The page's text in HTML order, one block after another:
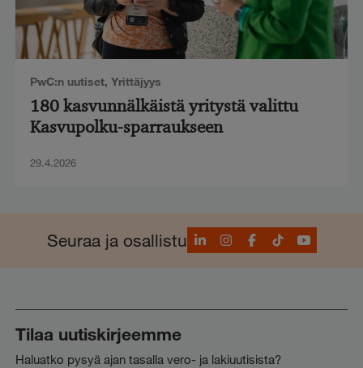
PwC:n uutiset, Yrittäjyys
180 kasvunnälkäistä yritystä valittu
Kasvupolku-sparraukseen
29.4.2026
Seuraa ja osallistuLinkedInInstagram
Facebook
TikTokYouTube
Tilaa uutiskirjeemme
Haluatko pysyä ajan tasalla vero- ja lakiuutisista?